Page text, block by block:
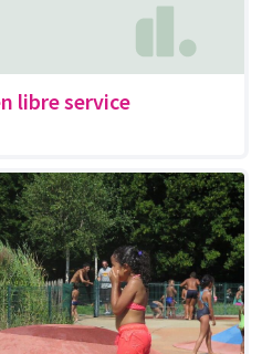
libre service